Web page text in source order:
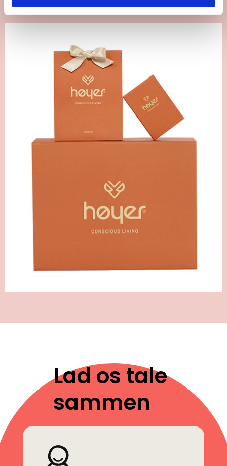
Lad os tale
sammen